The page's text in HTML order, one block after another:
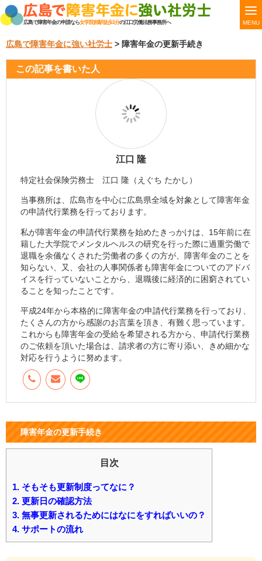
広島で障害年金の申請なら女学院前駅徒歩1分の江口労働法務事務所へ MENU
広島で障害年金に強い社労士 > 障害年金の更新手続き
この記事を書いた人
江口 隆
特定社会保険労務士 江口 隆（えぐち たかし）
当事務所は、広島市を中心に広島県全域を対象として障害年金
の申請代行業務を行っております。
私が障害年金の申請代行業務を始めたきっかけは、15年前に在
籍した大学院でメンタルヘルスの研究を行った際に過重労働で
退職を余儀なくされた労働者の多くの方が、障害年金のことを
知らない、又、会社の人事関係者も障害年金についてのアドバ
イスを行っていないことから、退職後に経済的に困窮されてい
ることを知ったことです。
平成24年から本格的に障害年金の申請代行業務を行っており、
たくさんの方から感謝のお言葉を頂き、有難く思っています。
これからも障害年金の受給を希望される方から、申請代行業務
のご依頼を頂いた場合は、請求者の方に寄り添い、きめ細かな
対応を行うように努めます。
障害年金の更新手続き
目次
1. そもそも更新制度ってなに？
2. 更新日の確認方法
3. 無事更新されるためにはなにをすればいいの？
4. サポートの流れ